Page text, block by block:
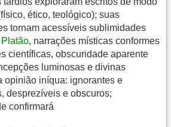
ético, teológico); suas
tornam acessíveis sublimidades
Platão, narrações místicas conformes
científicas, obscuridade aparente
luminosas e divinas
opinião iníqua: ignorantes e
desprezíveis e obscuros;
confirmará